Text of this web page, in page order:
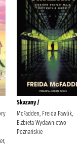
Skazany /
McFadden, Freida Pawlik,
Elżbieta Wydawnictwo
Poznańskie